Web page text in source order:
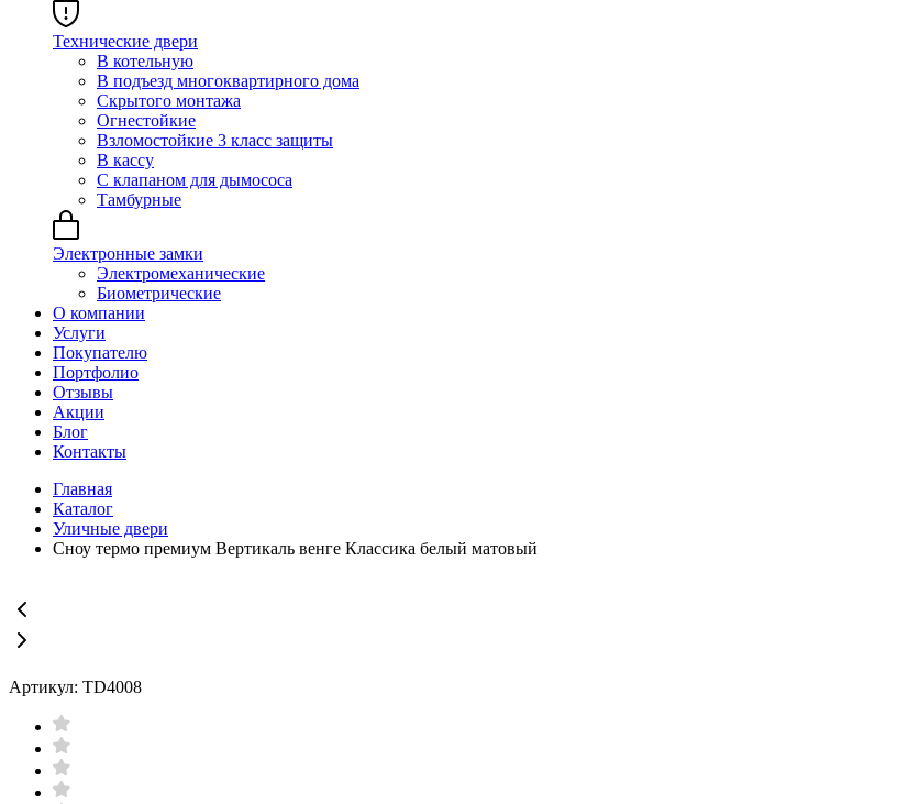
Технические двери
В котельную
В подъезд многоквартирного дома
Скрытого монтажа
Огнестойкие
Взломостойкие 3 класс защиты
В кассу
С клапаном для дымососа
Тамбурные
Электронные замки
Электромеханические
Биометрические
О компании
Услуги
Покупателю
Портфолио
Отзывы
Акции
Блог
Контакты
Главная
Каталог
Уличные двери
Сноу термо премиум Вертикаль венге Классика белый матовый
Артикул: TD4008